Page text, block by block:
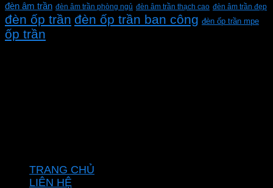
đèn âm trần đèn âm trần phòng ngủ đèn âm trần thạch cao đèn âm trần đẹp
đèn ốp trần đèn ốp trần ban công đèn ốp trần mpe
ốp trần
TRANG CHỦ
LIÊN HỆ